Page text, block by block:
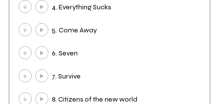
4. Everything Sucks
5. Come Away
6. Seven
7. Survive
8. Citizens of the new world